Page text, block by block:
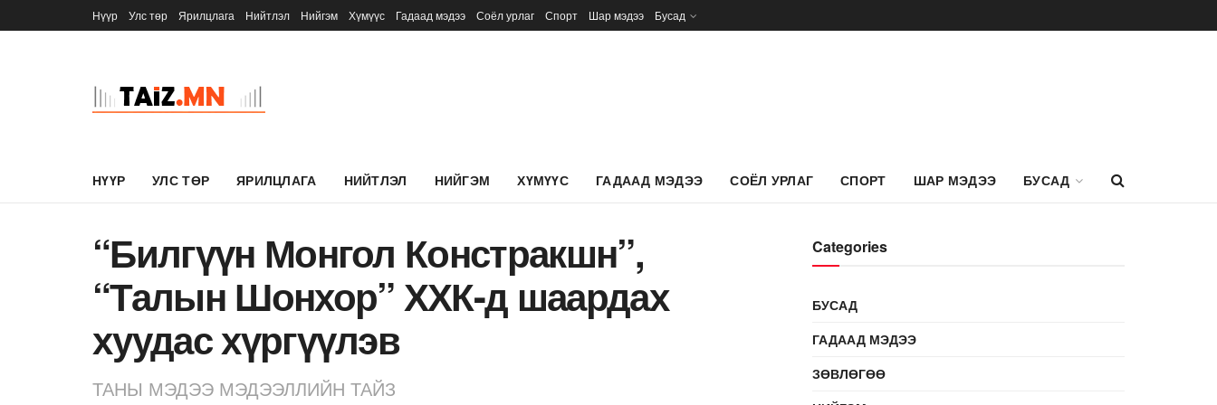
Нүүр Улс төр Ярилцлага Нийтлэл Нийгэм Хүмүүс Гадаад мэдээ Соёл урлаг Спорт Шар мэдээ Бусад
НҮҮР УЛС ТӨР ЯРИЛЦЛАГА НИЙТЛЭЛ НИЙГЭМ ХҮМҮҮС ГАДААД МЭДЭЭ СОЁЛ УРЛАГ СПОРТ ШАР МЭДЭЭ БУСАД
“Билгүүн Монгол Констракшн”,
“Талын Шонхор” ХХК-д шаардах
хуудас хүргүүлэв
ТАНЫ МЭДЭЭ МЭДЭЭЛЛИЙН ТАЙЗ
Categories
БУСАД
ГАДААД МЭДЭЭ
ЗӨВЛӨГӨӨ